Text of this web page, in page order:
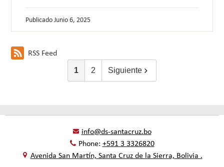
PublicadoJunio 6, 2025
RSS Feed
1 2 Siguiente
info@ds-santacruz.bo
Phone: +591 3 3326820
Avenida San Martín, Santa Cruz de la Sierra, Bolivia .